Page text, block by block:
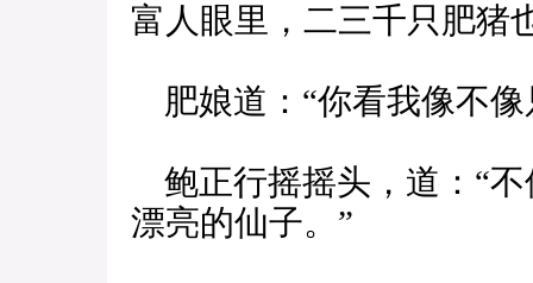
富人眼里，二三千只肥猪
肥娘道：“你看我像不像
鲍正行摇摇头，道：“
漂亮的仙子。”